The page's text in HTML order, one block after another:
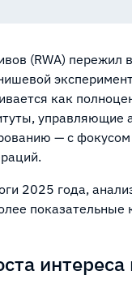
(RWA)
как
управляющие
— с
2025 года,
интереса